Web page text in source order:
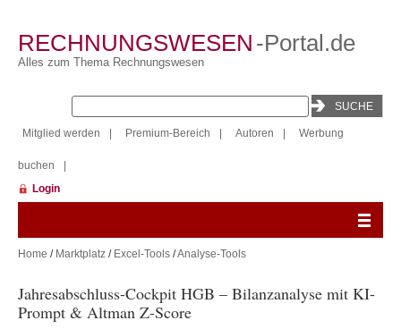
RECHNUNGSWESEN -Portal.de
Alles zum Thema Rechnungswesen
Mitglied werden Premium-Bereich Autoren Werbung
buchen
Login
Home / Marktplatz / Excel-Tools /Analyse-Tools
Jahresabschluss-Cockpit HGB – Bilanzanalyse mit KI-
Prompt & Altman Z-Score